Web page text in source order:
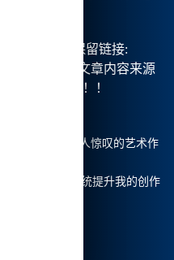
快行动吧！
创，转载请保留链接:
，部分文章内容来源
理。谢谢！！！
绘画 创建出令人惊叹的艺术作
何利用积分系统提升我的创作